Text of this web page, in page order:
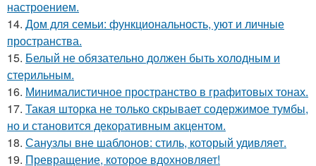
настроением.
14. Дом для семьи: функциональность, уют и личные
пространства.
15. Белый не обязательно должен быть холодным и
стерильным.
16. Минималистичное пространство в графитовых тонах.
17. Такая шторка не только скрывает содержимое тумбы,
но и становится декоративным акцентом.
18. Санузлы вне шаблонов: стиль, который удивляет.
19. Превращение, которое вдохновляет!